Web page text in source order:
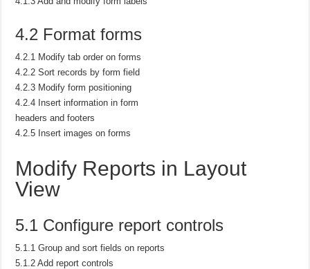
4.2 Format forms
4.2.1 Modify tab order on forms
4.2.2 Sort records by form field
4.2.3 Modify form positioning
4.2.4 Insert information in form
headers and footers
4.2.5 Insert images on forms
Modify Reports in Layout
View
5.1 Configure report controls
5.1.1 Group and sort fields on reports
5.1.2 Add report controls